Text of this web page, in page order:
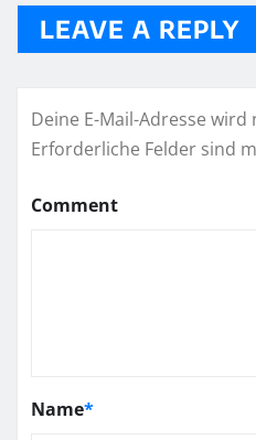
LEAVE A REPLY
Deine E-Mail-Adresse
Erforderliche Felder sind
Comment
Name*